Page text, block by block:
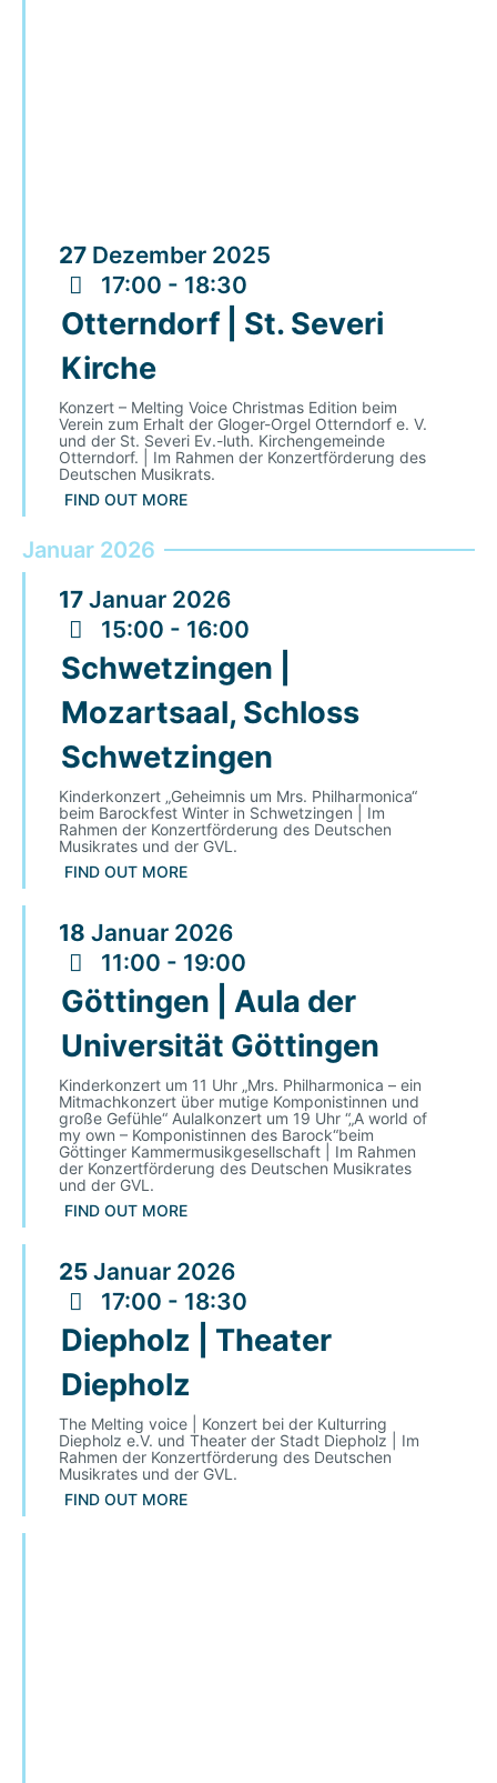
27 Dezember 2025
17:00 - 18:30
Otterndorf | St. Severi
Kirche
Konzert – Melting Voice Christmas Edition beim
Verein zum Erhalt der Gloger-Orgel Otterndorf e. V.
und der St. Severi Ev.-luth. Kirchengemeinde
Otterndorf. | Im Rahmen der Konzertförderung des
Deutschen Musikrats.
FIND OUT MORE
Januar 2026
17 Januar 2026
15:00 - 16:00
Schwetzingen |
Mozartsaal, Schloss
Schwetzingen
Kinderkonzert „Geheimnis um Mrs. Philharmonica“
beim Barockfest Winter in Schwetzingen | Im
Rahmen der Konzertförderung des Deutschen
Musikrates und der GVL.
FIND OUT MORE
18 Januar 2026
11:00 - 19:00
Göttingen | Aula der
Universität Göttingen
Kinderkonzert um 11 Uhr „Mrs. Philharmonica – ein
Mitmachkonzert über mutige Komponistinnen und
große Gefühle“ Aulalkonzert um 19 Uhr “„A world of
my own – Komponistinnen des Barock“beim
Göttinger Kammermusikgesellschaft | Im Rahmen
der Konzertförderung des Deutschen Musikrates
und der GVL.
FIND OUT MORE
25 Januar 2026
17:00 - 18:30
Diepholz | Theater
Diepholz
The Melting voice | Konzert bei der Kulturring
Diepholz e.V. und Theater der Stadt Diepholz | Im
Rahmen der Konzertförderung des Deutschen
Musikrates und der GVL.
FIND OUT MORE